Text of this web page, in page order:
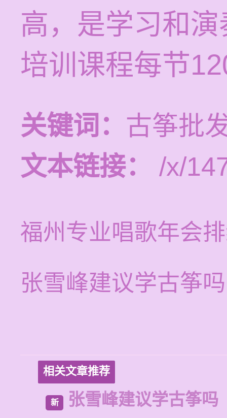
高，是学习和
培训课程每节
关键词： 古筝批
文本链接：
/x/
福州专业唱歌年会
张雪峰建议学古筝吗
相关文章推荐
新 张雪峰建议学古筝吗